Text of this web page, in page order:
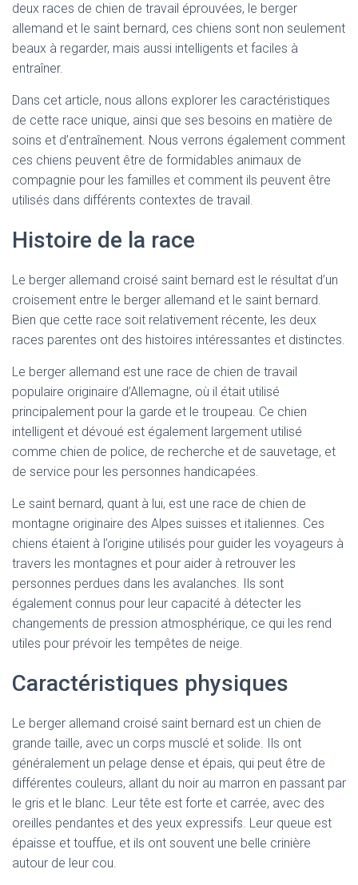
deux races de chien de travail éprouvées, le berger
allemand et le saint bernard, ces chiens sont non seulement
beaux à regarder, mais aussi intelligents et faciles à
entraîner.
Dans cet article, nous allons explorer les caractéristiques
de cette race unique, ainsi que ses besoins en matière de
soins et d’entraînement. Nous verrons également comment
ces chiens peuvent être de formidables animaux de
compagnie pour les familles et comment ils peuvent être
utilisés dans différents contextes de travail.
Histoire de la race
Le berger allemand croisé saint bernard est le résultat d’un
croisement entre le berger allemand et le saint bernard.
Bien que cette race soit relativement récente, les deux
races parentes ont des histoires intéressantes et distinctes.
Le berger allemand est une race de chien de travail
populaire originaire d’Allemagne, où il était utilisé
principalement pour la garde et le troupeau. Ce chien
intelligent et dévoué est également largement utilisé
comme chien de police, de recherche et de sauvetage, et
de service pour les personnes handicapées.
Le saint bernard, quant à lui, est une race de chien de
montagne originaire des Alpes suisses et italiennes. Ces
chiens étaient à l’origine utilisés pour guider les voyageurs à
travers les montagnes et pour aider à retrouver les
personnes perdues dans les avalanches. Ils sont
également connus pour leur capacité à détecter les
changements de pression atmosphérique, ce qui les rend
utiles pour prévoir les tempêtes de neige.
Caractéristiques physiques
Le berger allemand croisé saint bernard est un chien de
grande taille, avec un corps musclé et solide. Ils ont
généralement un pelage dense et épais, qui peut être de
différentes couleurs, allant du noir au marron en passant par
le gris et le blanc. Leur tête est forte et carrée, avec des
oreilles pendantes et des yeux expressifs. Leur queue est
épaisse et touffue, et ils ont souvent une belle crinière
autour de leur cou.